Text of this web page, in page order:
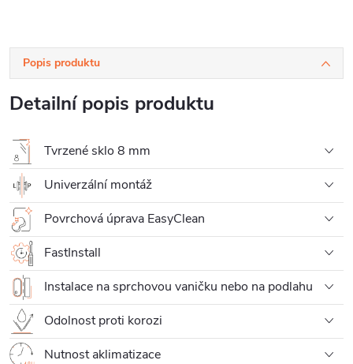
Popis produktu
Detailní popis produktu
Tvrzené sklo 8 mm
Univerzální montáž
Povrchová úprava EasyClean
FastInstall
Instalace na sprchovou vaničku nebo na podlahu
Odolnost proti korozi
Nutnost aklimatizace